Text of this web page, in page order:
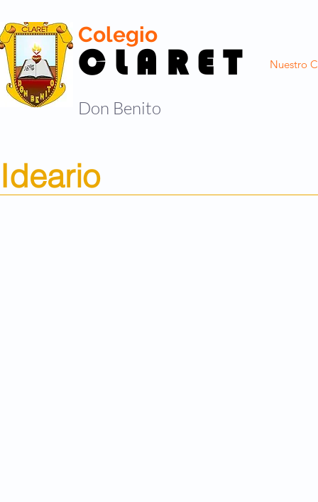
Colegio
C L A R E T Nuestro
Don Benito
Ideario